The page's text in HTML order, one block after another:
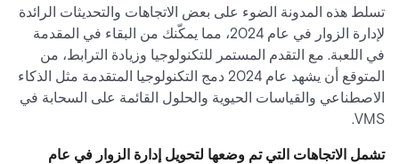
تسلط هذه المدونة الضوء على بعض الاتجاهات والتحديثات الرائدة
لإدارة الزوار في عام 2024، مما يمكّنك من البقاء في المقدمة
في اللعبة. مع التقدم المستمر للتكنولوجيا وزيادة الترابط، من
المتوقع أن يشهد عام 2024 دمج التكنولوجيا المتقدمة مثل الذكاء
الاصطناعي والقياسات الحيوية والحلول القائمة على السحابة في
VMS.
تشمل الاتجاهات التي تم وضعها لتحويل إدارة الزوار في عام